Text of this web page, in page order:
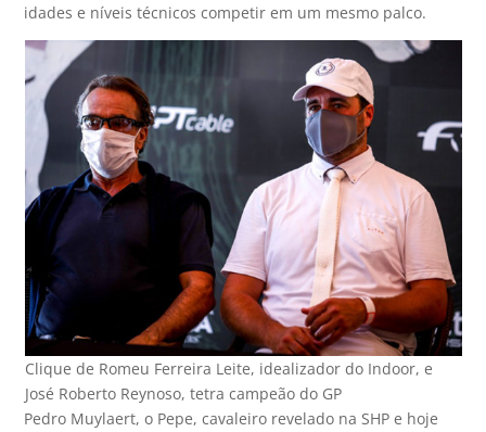
idades e níveis técnicos competir em um mesmo palco.
Clique de Romeu Ferreira Leite, idealizador do Indoor, e
José Roberto Reynoso, tetra campeão do GP
Pedro Muylaert, o Pepe, cavaleiro revelado na SHP e hoje